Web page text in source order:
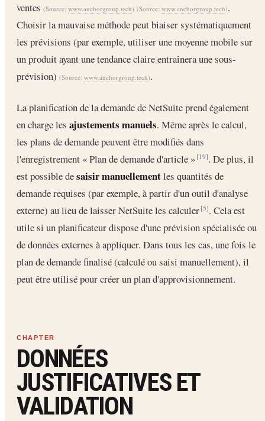
ventes (Source: www.anchorgroup.tech) (Source: www.anchorgroup.tech).
Choisir la mauvaise méthode peut biaiser systématiquement
les prévisions (par exemple, utiliser une moyenne mobile sur
un produit ayant une tendance claire entraînera une sous-
prévision) (Source: www.anchorgroup.tech).
La planification de la demande de NetSuite prend également
en charge les ajustements manuels. Même après le calcul,
les plans de demande peuvent être modifiés dans
l'enregistrement « Plan de demande d'article »[19]. De plus, il
est possible desaisir manuellementles quantités de
demande requises (par exemple, à partir d'un outil d'analyse
externe) au lieu de laisser NetSuite les calculer[5]. Cela est
utile si un planificateur dispose d'une prévision spécialisée ou
de données externes à appliquer. Dans tous les cas, une fois le
plan de demande finalisé (calculé ou saisi manuellement), il
peut être utilisé pour créer un plan d'approvisionnement.
DONNÉES
JUSTIFICATIVES ET
VALIDATION